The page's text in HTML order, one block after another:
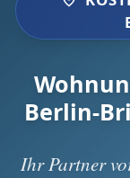
Berlin-
Ihr Partner